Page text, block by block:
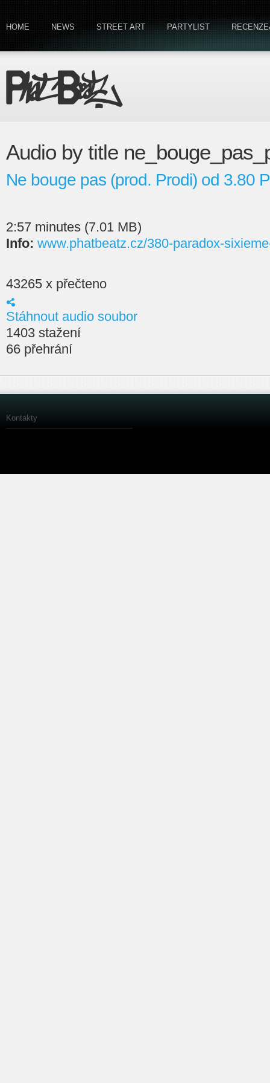
HOME NEWS STREET ART PARTYLIST
Audio by title
Ne bouge pas (prod. Prodi) od 3.80
2:57 minutes (7.01 MB)
Info: www.phatbeatz.cz/380-paradox-
43265 x přečteno
Stáhnout audio soubor
1403 stažení
66 přehrání
Kontakty